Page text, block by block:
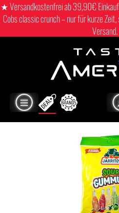
★ Versandkostenfrei ab 39,90€
Cobs classic crunch – nur für kurze